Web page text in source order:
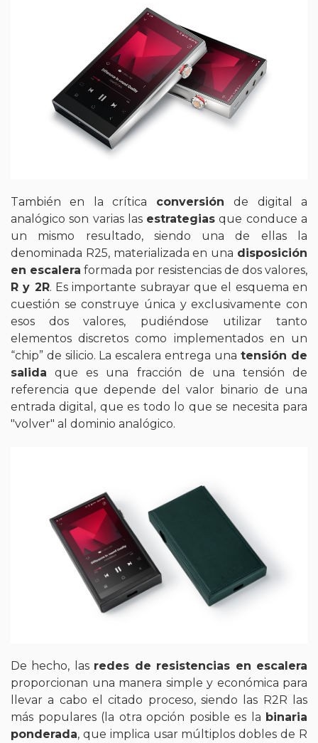
También en la crítica conversiónde digital a
analógico son varias las estrategias que conduce a
un mismo resultado, siendo una de ellas la
denominada R25, materializada en una disposición
en escalera formada por resistencias de dos valores,
R y 2R. Es importante subrayar que el esquema en
cuestión se construye única y exclusivamente con
esos dos valores, pudiéndose utilizar tanto
elementos discretos como implementados en un
“chip” de silicio. La escalera entrega una tensión de
salida que es una fracción de una tensión de
referencia que depende del valor binario de una
entrada digital, que es todo lo que se necesita para
"volver" al dominio analógico.
De hecho, las redes de resistencias en escalera
proporcionan una manera simple y económica para
llevar a cabo el citado proceso, siendo las R2R las
más populares (la otra opción posible es la binaria
ponderada, que implica usar múltiplos dobles de R